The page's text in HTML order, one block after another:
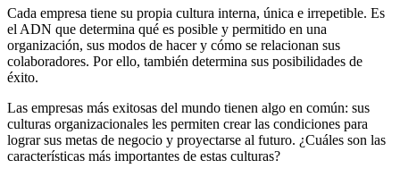
Cada empresa tiene su propia cultura interna, única e irrepetible. Es
el ADN que determina qué es posible y permitido en una
organización, sus modos de hacer y cómo se relacionan sus
colaboradores. Por ello, también determina sus posibilidades de
éxito.
Las empresas más exitosas del mundo tienen algo en común: sus
culturas organizacionales les permiten crear las condiciones para
lograr sus metas de negocio y proyectarse al futuro. ¿Cuáles son las
características más importantes de estas culturas?